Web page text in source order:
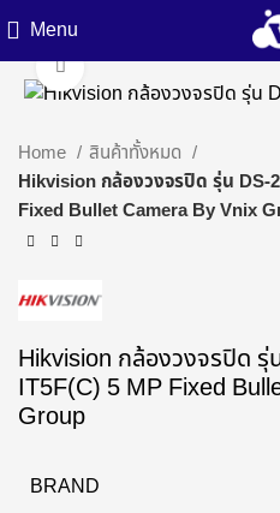
Menu
Click to enlarge
Home
สินค้าทั้งหมด
Hikvision กล้องวงจรปิด รุ่น DS-
Fixed Bullet Camera By Vnix
Hikvision กล้องวงจรปิด รุ่
IT5F(C) 5 MP Fixed
Group
BRAND